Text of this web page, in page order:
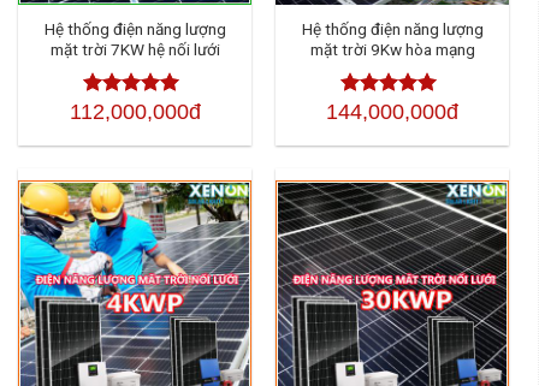
Hệ thống điện năng lượng
mặt trời 7KW hệ nối lưới
Được xếp
sao
112,000,000đ
Hệ thống điện năng lượng
mặt trời 9Kw hòa mạng
Được xếp
sao
144,000,000đ